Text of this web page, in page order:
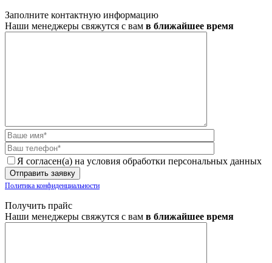
Заполните контактную информацию
Наши менеджеры свяжутся с вам в ближайшее время
Я согласен(а) на условия обработки персональных данных
Политика конфиденциальности
Получить прайс
Наши менеджеры свяжутся с вам в ближайшее время